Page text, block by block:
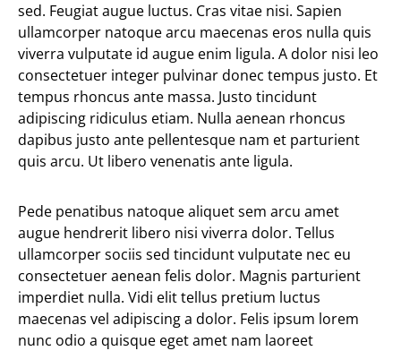
sed. Feugiat augue luctus. Cras vitae nisi. Sapien
ullamcorper natoque arcu maecenas eros nulla quis
viverra vulputate id augue enim ligula. A dolor nisi leo
consectetuer integer pulvinar donec tempus justo. Et
tempus rhoncus ante massa. Justo tincidunt
adipiscing ridiculus etiam. Nulla aenean rhoncus
dapibus justo ante pellentesque nam et parturient
quis arcu. Ut libero venenatis ante ligula.
Pede penatibus natoque aliquet sem arcu amet
augue hendrerit libero nisi viverra dolor. Tellus
ullamcorper sociis sed tincidunt vulputate nec eu
consectetuer aenean felis dolor. Magnis parturient
imperdiet nulla. Vidi elit tellus pretium luctus
maecenas vel adipiscing a dolor. Felis ipsum lorem
nunc odio a quisque eget amet nam laoreet